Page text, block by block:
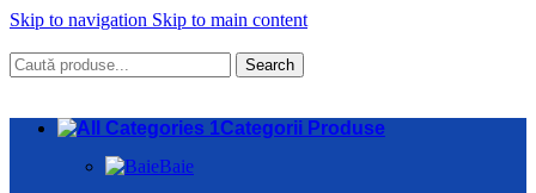
Skip to navigation Skip to main content
Search
Categorii Produse
Baie